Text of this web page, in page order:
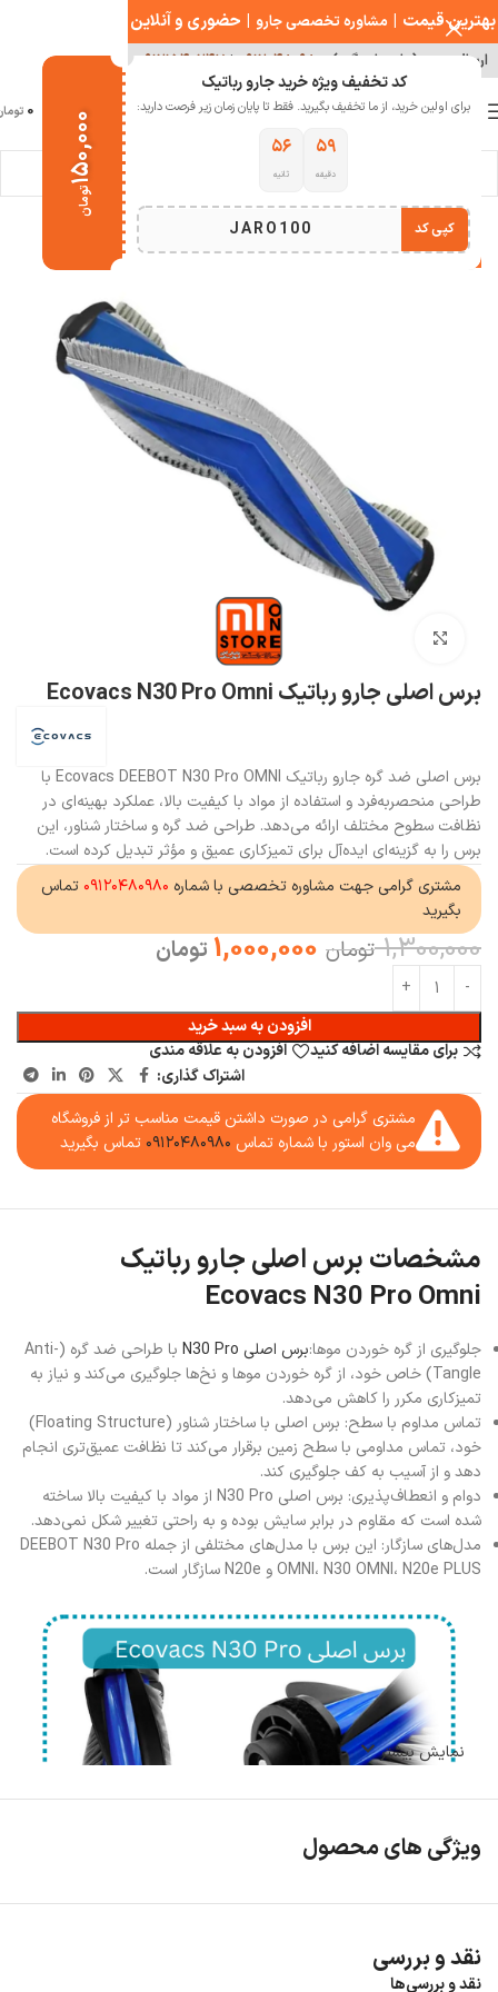
کد تخفیف ویژه خرید جارو رباتیک
برای اولین خرید، از ما تخفیف بگیرید. فقط تا پایان زمان زیر فرصت دارید:
۵۹
دقیقه
۵۴
ثانیه
JARO100 کپی کد
۱۵۰,۰۰۰
تومان
منو 0
خانه
-23%
برس اصلی جارو رباتیک Ecovacs N30 Pro Omni
برس اصلی ضد گره جارو رباتیک Ecovacs DEEBOT N30 Pro OMNI با
طراحی منحصربه‌فرد و استفاده از مواد با کیفیت بالا، عملکرد بهینه‌ای در
نظافت سطوح مختلف ارائه می‌دهد. طراحی ضد گره و ساختار شناور، این
برس را به گزینه‌ای ایده‌آل برای تمیزکاری عمیق و مؤثر تبدیل کرده است.
مشتری گرامی جهت مشاوره تخصصی با شماره ۰۹۱۲۰۴۸۰۹۸۰ تماس
بگیرید
1,300,000 تومان 1,000,000 تومان
افزودن به سبد خرید
برای مقایسه اضافه کنید
افزودن به علاقه مندی
اشتراک گذاری:
مشتری گرامی در صورت داشتن قیمت مناسب تر از فروشگاه
می وان استور با شماره تماس ۰۹۱۲۰۴۸۰۹۸۰ تماس بگیرید
مشخصات برس اصلی جارو رباتیک
Ecovacs N30 Pro Omni
جلوگیری از گره خوردن موها:برس اصلی N30 Pro
با طراحی ضد گره (Anti-
Tangle) خاص خود، از گره خوردن موها و نخ‌ها جلوگیری می‌کند و نیاز به
تمیزکاری مکرر را کاهش می‌دهد.
تماس مداوم با سطح: برس اصلی با ساختار شناور (Floating Structure)
خود، تماس مداومی با سطح زمین برقرار می‌کند تا نظافت عمیق‌تری انجام
دهد و از آسیب به کف جلوگیری کند.
دوام و انعطاف‌پذیری: برس اصلی N30 Pro از مواد با کیفیت بالا ساخته
شده است که مقاوم در برابر سایش بوده و به راحتی تغییر شکل نمی‌دهد.
مدل‌های سازگار: این برس با مدل‌های مختلفی از جمله DEEBOT N30 Pro
OMNI، N30 OMNI، N20e PLUS و N20e سازگار است.
نمایش بیشتر
ویژگی های محصول
نقد و بررسی
نقد و بررسی‌ها
بهترین قیمت | مشاوره تخصصی جارو | حضوری و آنلاین
ارسال سریع ( با هماهنگی ) ۰۹۱۲۰۴۸۰۹۸۰ | ۰۹۱۲۱۵۴۰۲۴۷